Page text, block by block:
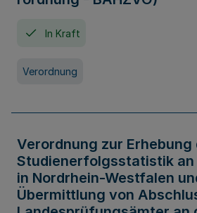
In Kraft
Verordnung
Verordnung zur Erhebung
Studienerfolgsstatistik an
in Nordrhein-Westfalen
Übermittlung von